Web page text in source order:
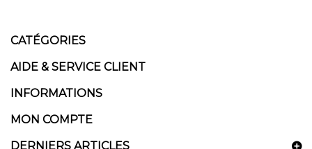
CATÉGORIES
AIDE & SERVICE CLIENT
INFORMATIONS
MON COMPTE
DERNIERS ARTICLES